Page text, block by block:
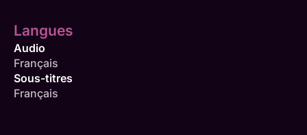
Langues
Audio
Français
Sous-titres
Français